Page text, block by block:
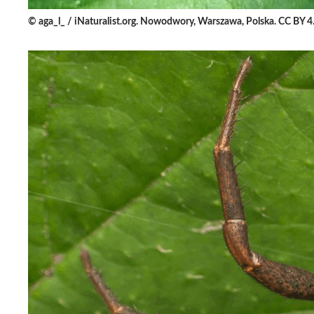
© aga_l_ / iNaturalist.org. Nowodwory, Warszawa, Polska. CC BY